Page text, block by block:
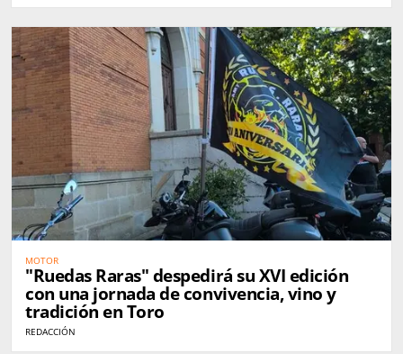
MOTOR
"Ruedas Raras" despedirá su XVI edición
con una jornada de convivencia, vino y
tradición en Toro
REDACCIÓN